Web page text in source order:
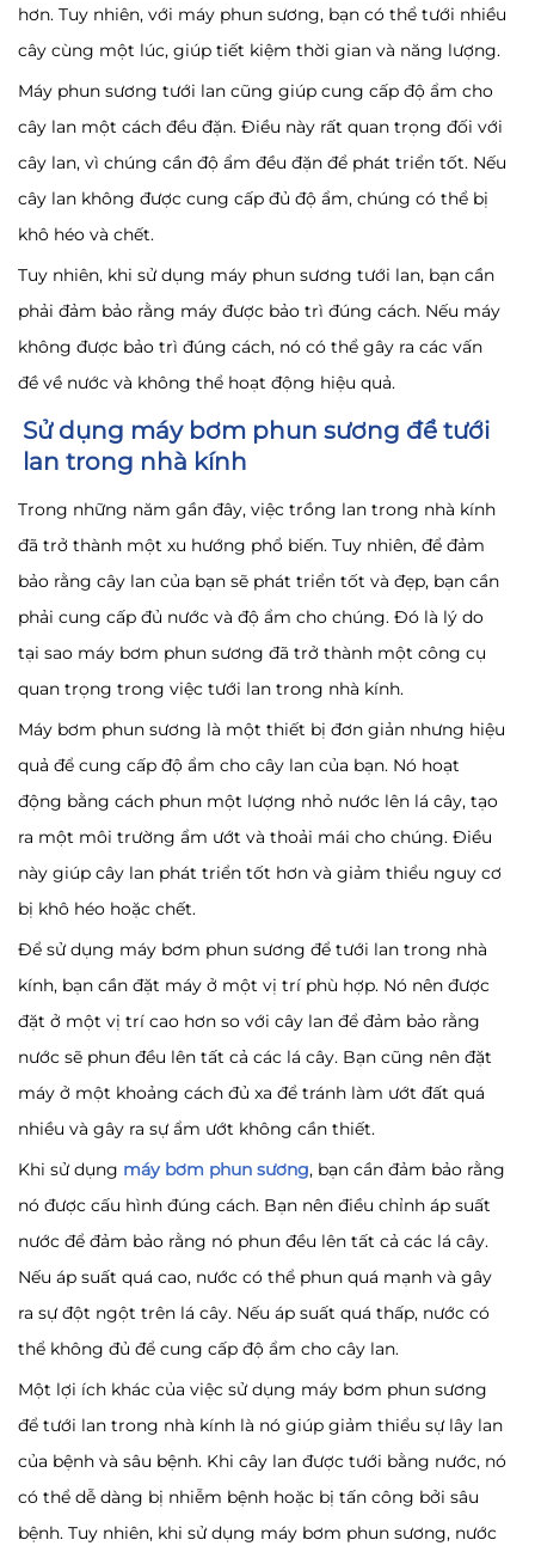
hơn. Tuy nhiên, với máy phun sương, bạn có thể tưới nhiều
cây cùng một lúc, giúp tiết kiệm thời gian và năng lượng.
Máy phun sương tưới lan cũng giúp cung cấp độ ẩm cho
cây lan một cách đều đặn. Điều này rất quan trọng đối với
cây lan, vì chúng cần độ ẩm đều đặn để phát triển tốt. Nếu
cây lan không được cung cấp đủ độ ẩm, chúng có thể bị
khô héo và chết.
Tuy nhiên, khi sử dụng máy phun sương tưới lan, bạn cần
phải đảm bảo rằng máy được bảo trì đúng cách. Nếu máy
không được bảo trì đúng cách, nó có thể gây ra các vấn
đề về nước và không thể hoạt động hiệu quả.
Sử dụng máy bơm phun sương để tưới
lan trong nhà kính
Trong những năm gần đây, việc trồng lan trong nhà kính
đã trở thành một xu hướng phổ biến. Tuy nhiên, để đảm
bảo rằng cây lan của bạn sẽ phát triển tốt và đẹp, bạn cần
phải cung cấp đủ nước và độ ẩm cho chúng. Đó là lý do
tại sao máy bơm phun sương đã trở thành một công cụ
quan trọng trong việc tưới lan trong nhà kính.
Máy bơm phun sương là một thiết bị đơn giản nhưng hiệu
quả để cung cấp độ ẩm cho cây lan của bạn. Nó hoạt
động bằng cách phun một lượng nhỏ nước lên lá cây, tạo
ra một môi trường ẩm ướt và thoải mái cho chúng. Điều
này giúp cây lan phát triển tốt hơn và giảm thiểu nguy cơ
bị khô héo hoặc chết.
Để sử dụng máy bơm phun sương để tưới lan trong nhà
kính, bạn cần đặt máy ở một vị trí phù hợp. Nó nên được
đặt ở một vị trí cao hơn so với cây lan để đảm bảo rằng
nước sẽ phun đều lên tất cả các lá cây. Bạn cũng nên đặt
máy ở một khoảng cách đủ xa để tránh làm ướt đất quá
nhiều và gây ra sự ẩm ướt không cần thiết.
Khi sử dụng máy bơm phun sương, bạn cần đảm bảo rằng
nó được cấu hình đúng cách. Bạn nên điều chỉnh áp suất
nước để đảm bảo rằng nó phun đều lên tất cả các lá cây.
Nếu áp suất quá cao, nước có thể phun quá mạnh và gây
ra sự đột ngột trên lá cây. Nếu áp suất quá thấp, nước có
thể không đủ để cung cấp độ ẩm cho cây lan.
Một lợi ích khác của việc sử dụng máy bơm phun sương
để tưới lan trong nhà kính là nó giúp giảm thiểu sự lây lan
của bệnh và sâu bệnh. Khi cây lan được tưới bằng nước, nó
có thể dễ dàng bị nhiễm bệnh hoặc bị tấn công bởi sâu
bệnh. Tuy nhiên, khi sử dụng máy bơm phun sương, nước